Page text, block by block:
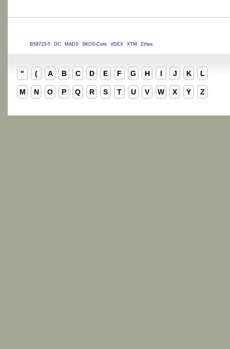
BS8723-5 DC MADS SKOS-Core VDEX XTM Zthes
" ( A B C D E F G H I J K L
M N O P Q R S T U V W X Y Z